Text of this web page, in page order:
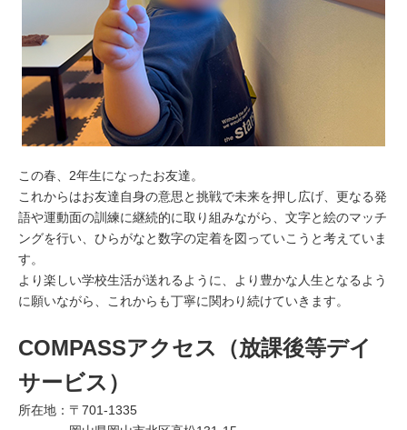
この春、2年生になったお友達。
これからはお友達自身の意思と挑戦で未来を押し広げ、更なる発
語や運動面の訓練に継続的に取り組みながら、文字と絵のマッチ
ングを行い、ひらがなと数字の定着を図っていこうと考えていま
す。
より楽しい学校生活が送れるように、より豊かな人生となるよう
に願いながら、これからも丁寧に関わり続けていきます。
COMPASSアクセス（放課後等デイ
サービス）
所在地：〒701-1335